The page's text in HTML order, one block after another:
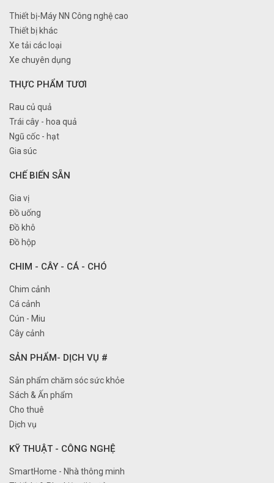
Thiết bị-Máy NN Công nghệ cao
Thiết bị khác
Xe tải các loại
Xe chuyên dụng
THỰC PHẨM TƯƠI
Rau củ quả
Trái cây - hoa quả
Ngũ cốc - hạt
Gia súc
CHẾ BIẾN SẴN
Gia vị
Đồ uống
Đồ khô
Đồ hộp
CHIM - CÂY - CÁ - CHÓ
Chim cảnh
Cá cảnh
Cún - Miu
Cây cảnh
SẢN PHẨM- DỊCH VỤ #
Sản phẩm chăm sóc sức khỏe
Sách & Ấn phẩm
Cho thuê
Dịch vụ
KỸ THUẬT - CÔNG NGHỆ
SmartHome - Nhà thông minh